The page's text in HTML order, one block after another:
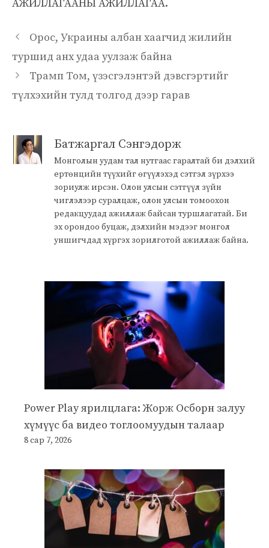
АЖИЛЛАГААНЫ АЖИЛЛАГАА.
Орос, Украины албан хаагчид жилийн
туршид анх удаа уулзаж байна
Трамп Том, үзэсгэлэнтэй дэвсгэртийг
түлхэхийн тулд толгод дээр гарав
Батжаргал Сэнгэдорж
Монголын уудам тал нутгаас гаралтай би дэлхий
ертөнцийн түүхийг өгүүлэхэд сэтгэл зүрхээ
зориулж ирсэн. Олон улсын сэтгүүл зүйн
чиглэлээр суралцаж, олон улсын томоохон
редакцуудад ажиллаж байсан туршлагатай. Би
эх орондоо буцаж, дэлхийн мэдээг монгол
уншигчдад хүргэх зорилготой ажиллаж байна.
Power Play ярилцлага: Жорж Осборн залуу
хүмүүс ба видео тоглоомуудын талаар
8 сар 7, 2026